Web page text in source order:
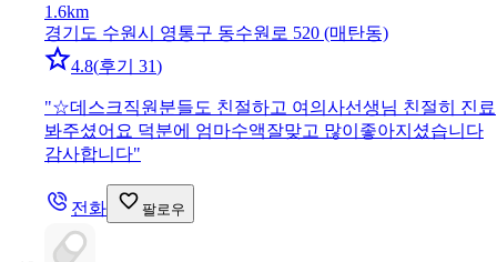
1.6km
경기도 수원시 영통구 동수원로 520 (매탄동)
4.8(후기 31)
"☆데스크직원분들도 친절하고 여의사선생님 친절히 진료
봐주셨어요 덕분에 엄마수액잘맞고 많이좋아지셨습니다
감사합니다"
전화 팔로우